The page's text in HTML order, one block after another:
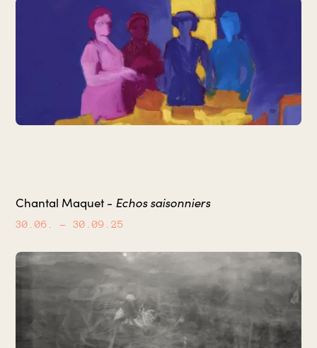
Chantal Maquet - Echos saisonniers
30.06. – 30.09.25